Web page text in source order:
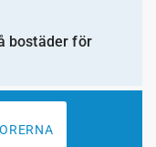
bostäder för